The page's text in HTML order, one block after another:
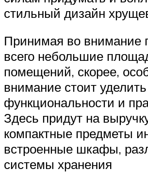
стильный дизайн
Принимая во внимание
всего небольшие
помещений, скорее,
внимание стоит уделить
функциональности и
Здесь придут на
компактные предметы
встроенные шкафы,
системы хранения